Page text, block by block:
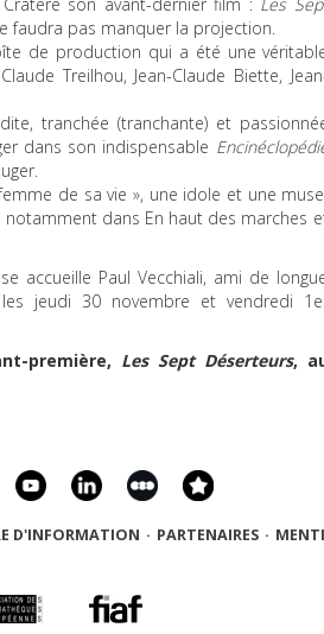
faudra pas manquer la projection.
de production qui a été une
Treilhou, Jean-Claude Biette,
tranchée (tranchante) et
dans son indispensable
de sa vie », une idole et une
notamment dans En haut des marches
accueille Paul Vecchiali, ami de
jeudi 30 novembre et vendredi
première, Les Sept Déserteurs,
D'INFORMATION · PARTENAIRES ·